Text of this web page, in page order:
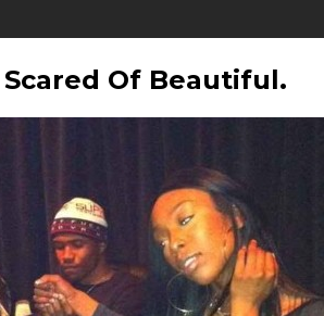
Scared Of Beautiful.